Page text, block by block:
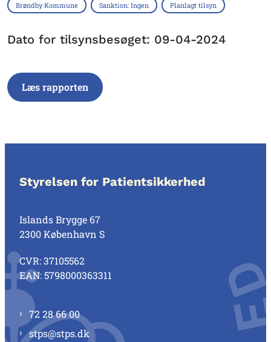
Brøndby Kommune Sanktion: Ingen Planlagt tilsyn
Dato for tilsynsbesøget: 09-04-2024
Læs rapporten
Styrelsen for Patientsikkerhed
Islands Brygge 67
2300 København S
CVR: 37105562
EAN: 5798000363311
72 28 66 00
stps@stps.dk